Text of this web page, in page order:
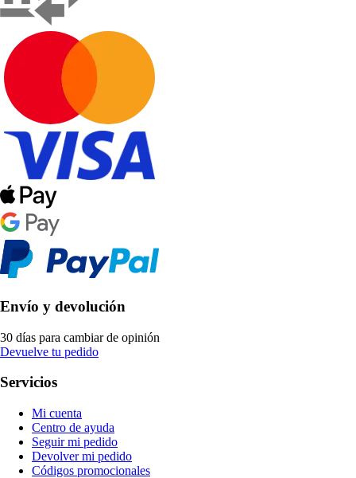
Envío y devolución
30 días para cambiar de opinión
Devuelve tu pedido
Servicios
Mi cuenta
Centro de ayuda
Seguir mi pedido
Devolver mi pedido
Códigos promocionales